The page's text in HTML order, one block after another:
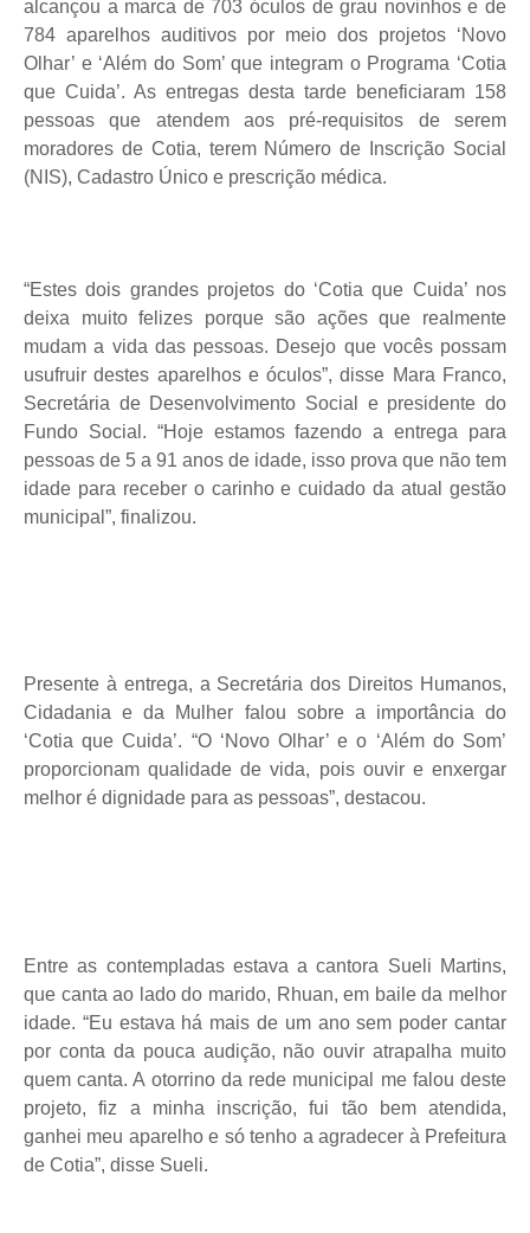
alcançou a marca de 703 óculos de grau novinhos e de
784 aparelhos auditivos por meio dos projetos ‘Novo
Olhar’ e ‘Além do Som’ que integram o Programa ‘Cotia
que Cuida’. As entregas desta tarde beneficiaram 158
pessoas que atendem aos pré-requisitos de serem
moradores de Cotia, terem Número de Inscrição Social
(NIS), Cadastro Único e prescrição médica.
“Estes dois grandes projetos do ‘Cotia que Cuida’ nos
deixa muito felizes porque são ações que realmente
mudam a vida das pessoas. Desejo que vocês possam
usufruir destes aparelhos e óculos”, disse Mara Franco,
Secretária de Desenvolvimento Social e presidente do
Fundo Social. “Hoje estamos fazendo a entrega para
pessoas de 5 a 91 anos de idade, isso prova que não tem
idade para receber o carinho e cuidado da atual gestão
municipal”, finalizou.
Presente à entrega, a Secretária dos Direitos Humanos,
Cidadania e da Mulher falou sobre a importância do
‘Cotia que Cuida’. “O ‘Novo Olhar’ e o ‘Além do Som’
proporcionam qualidade de vida, pois ouvir e enxergar
melhor é dignidade para as pessoas”, destacou.
Entre as contempladas estava a cantora Sueli Martins,
que canta ao lado do marido, Rhuan, em baile da melhor
idade. “Eu estava há mais de um ano sem poder cantar
por conta da pouca audição, não ouvir atrapalha muito
quem canta. A otorrino da rede municipal me falou deste
projeto, fiz a minha inscrição, fui tão bem atendida,
ganhei meu aparelho e só tenho a agradecer à Prefeitura
de Cotia”, disse Sueli.